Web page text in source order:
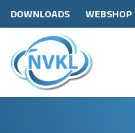
DOWNLOADS WEBSHOP